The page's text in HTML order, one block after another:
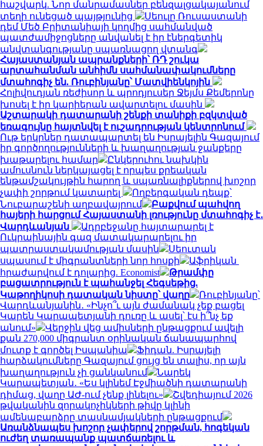
հաշվարկ. Նոր մանրամասներ բենզալցակայանում
տեղի ունեցած պայթյունից
Սեուլը Ռուսաստանի
դեմ Մեծ Բրիտանիայի կողմից սահմանված
պատժամիջոցները անվանել է իր էներգետիկ
անվտանգությանը սպառնացող վտանգ
Հայաստանյան ապրանքների՝ ՌԴ շուկա
արտահանման անհիմն սահմանափակումները
մտահոգիչ են. Ռուբինյանը՝ Մատվիենկոյին
Հոլիվուդյան ռեժիսոր և պրոդյուսեր Ջեյմս Քեմերոնը
խոսել է իր կարիերան ավարտելու մասին
Աշտարակի դատարանի շենքի տանիքի բզկտված
եռագույնը հայտնվել է ուշադրության կենտրոնում
Ութ երկրներ դատապարտել են Իսրայելին Գազայում
իր գործողությունների և խաղաղության ջանքերը
խաթարելու համար
Ընկերուհու նախկին
ամուսնուն ներկայացել է որպես քրեական
ենթամշակույթին հարող և սպառնալիքներով խոշոր
չափի շորթում կատարել
Ողբերգական դեպք՝
Նուբարաշենի աղբավայրում
Բաքվում պահվող
հայերի հարցում Հայաստանի լռությունը մտահոգիչ է․
Վարդևանյան
Ադրբեջանը հայտարարել է
Ուկրաինային գազ մատակարարելու իր
պատրաստակամության մասին
Սեուտան
սպասում է միգրանտների նոր հոսքի
Աֆրիկան ​​
հրաժարվում է դոլարից. Economist
Թրամփը
բացատրություն է պահանջել Հեգսեթից.
Կաթողիկոսի դատական նիստը՝ վաղը
Ռուբինյանը՝
Վարդևանյանին․ «Ինչո՞ւ այն ժամանակ չեք բացել
Կարեն Կարապետյանի դուռը և ասել՝ էս ի՞նչ եք
անում»
Վերջին վեց ամիսների ընթացքում ավելի
քան 270,000 միգրանտ օրինական ճանապարհով
մուտք է գործել Իսպանիա
Ֆիդան. Իսրայելի
հարձակումները Գազայում ցույց են տալիս, որ այն
խաղաղություն չի ցանկանում
Նարեկ
Կարապետյան․ «Ես կլինեմ Էջմիածնի դատարանի
դիմաց, վաղը ԱԺ-ում չենք լինելու»
Շվեդիայում 2026
թվականին զորակոչիկների թիվը կլինի
ամենաբարձրը տասնամյակների ընթացքում
Առանձնապես խոշոր չափերով շորթման, հոգեկան
ուժեղ տառապանք պատճառելու և